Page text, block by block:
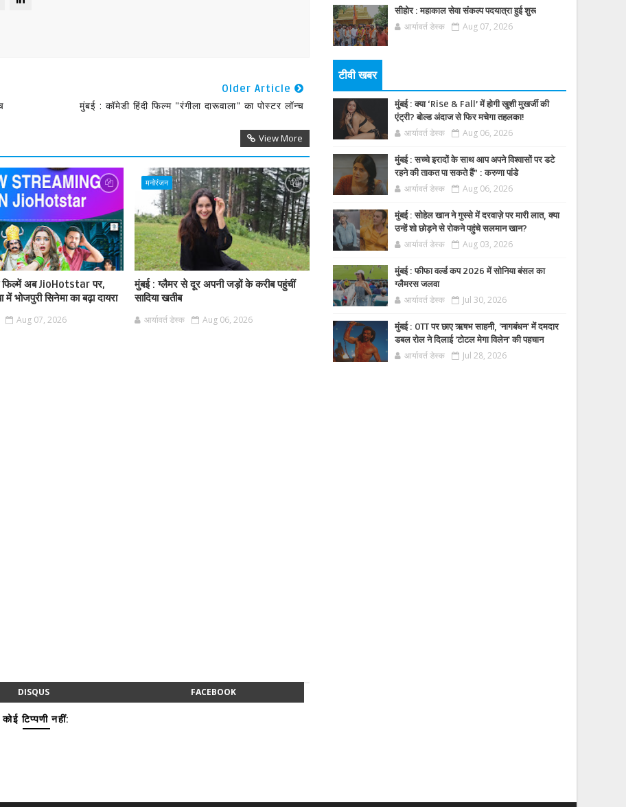
Older Article
मुंबई : कॉमेडी हिंदी फिल्म "रंगीला दारूवाला" का पोस्टर लॉन्च
View More
फिल्में अब JioHotstar पर,
में भोजपुरी सिनेमा का बढ़ा दायरा
Aug 07, 2026
मनोरंजन
मुंबई : ग्लैमर से दूर अपनी जड़ों के करीब पहुंचीं
सादिया खतीब
आर्यावर्त डेस्क Aug 06, 2026
DISQUS FACEBOOK
कोई टिप्पणी नहीं:
सीहोर : महाकाल सेवा संकल्प पदयात्रा हुई शुरू
आर्यावर्त डेस्क Aug 07, 2026
टीवी खबर
मुंबई : क्या ‘Rise & Fall’ में होगी खुशी मुखर्जी की
एंट्री? बोल्ड अंदाज से फिर मचेगा तहलका!
आर्यावर्त डेस्क Aug 06, 2026
मुंबई : सच्चे इरादों के साथ आप अपने विश्वासों पर डटे
रहने की ताकत पा सकते हैं” : करुणा पांडे
आर्यावर्त डेस्क Aug 06, 2026
मुंबई : सोहेल खान ने गुस्से में दरवाज़े पर मारी लात, क्या
उन्हें शो छोड़ने से रोकने पहुंचे सलमान खान?
आर्यावर्त डेस्क Aug 03, 2026
मुंबई : फीफा वर्ल्ड कप 2026 में सोनिया बंसल का
ग्लैमरस जलवा
आर्यावर्त डेस्क Jul 30, 2026
मुंबई : OTT पर छाए ऋषभ साहनी, 'नागबंधन' में दमदार
डबल रोल ने दिलाई 'टोटल मेगा विलेन' की पहचान
आर्यावर्त डेस्क Jul 28, 2026